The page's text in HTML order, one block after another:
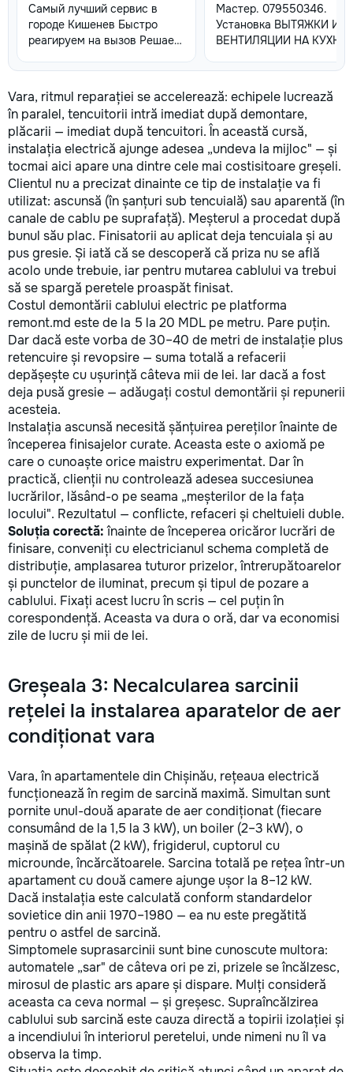
Самый лучший сервис в
городе Кишенев Быстро
реагируем на вызов Решаем
сложности Лучшая сфера
нашей стороны Услуги “Муж
на час” — Быстро, Надежно,
Удобно! Нужна помощь в
быту? Наши
профессиональные услуги
“Муж на час” помогут вам
справиться с любыми
мелкими ремонтами и
задачами в доме и на даче!
Мы предоставляем широкий
спектр услуг, используя
минимальный набор
инструментов, чтобы помочь
вам быстро и эффективно
решить бытовые проблемы.
Наши услуги включают: •
Сборка и разборка мебели —
быстрота и точность в
установке мебели: от
стульев до шкафов и полок. •
Монтаж и крепление —
установка картин, зеркал,
полок, крючков и штор. Все
крепления надежны и
безопасны. • Мелкий ремонт
сантехники — устранение
протечек, замена
смесителей, сливных
механизмов, ремонт
унитазов и раковин. •
Электрические работы —
замена розеток,
выключателей, лампочек,
подключение бытовой
техники. • Ремонт и
окон, замена петель,
установка замков. • Ремонт
и отделка — поклейка обоев,
заделка трещин, замена
плитки, другие мелкие
отделочные работы. •
Благоустройство и уборка —
помощь в организации
пространства, установке
полок, а также садоводство
и помощь в уходе за дачей.
Почему выбирают нас? •
Профессионализм — опыт и
внимание к деталям, мы
заботимся о качестве
работы. • Удобство —
приедем в удобное время, с
необходимыми
инструментами. • Доступные
цены — честные расценки
без скрытых затрат. С нами
ваш дом в надежных руках!
Обращайтесь за помощью —
мы решим любую задачу
быстро и качественно.
Мастер. 079550346.
Установка ВЫТЯЖКИ И
ВЕНТИЛЯЦИИ НА КУХНЕ,
СБОРКА МЕБЕЛИ,
РАЗБОРКА РЕМОНТ
ПЕРЕДЕЛКА, ПОДРЕЗКА
ОТВЕРСТИЯ в мебели.
ЗАМЕНА СТОЛЕШНИЦЫ
КУХНЕ. ВРЕЗКА И
ПОДКЛЮЧЕНИЕ МОЙКИ,
ВАРОЧНОЙ ПЛИТЫ,
УСТАНОВКА ДУХОВКИ,
ПОДКЛЮЧЕНИЕ
ПОСУДОМОЕЧНОЙ
МАШИНЫ, СТИРАЛЬНОЙ
МАШИНЫ
МЕБЕЛЬ ХОЛОДИЛЬНИК.
УСТАНОВКА Бойлера
ПОДКЛЮЧЕНИЯ К ВОДЕ
ЭЛЕКТРОСЕТИ,
КАБЕЛЯ ОТ СЧЁТЧИКА,
МОНТАЖ РОЗЕТОК,
ВЫКЛЮЧАТЕЛЕЙ,
СВЕТИЛЬНИКОВ,
БРА, МОНТАЖ
НА СТЕНУ, НАВЕСКА
КРОНШТЕЙНА,
АЛМАЗОМ В БЕТОНЕ, В
КАФЕЛЬ,
ПОВЕСИТЬ ЗЕРКАЛО В
ВАННОЙ, ПОЛОЧКИ,
ПОЛОТЕНЦЕ СУШИТЕЛЬ
НАВЕСКА КАРНИЗЫ ДЛЯ
ШТОР ВСЕХ ТИПОВ,
УСТАНОВКА ЖАЛЮЗИ.
мастер Кишинев,
079550346
Vara, ritmul reparației se accelerează: echipele lucrează
în paralel, tencuitorii intră imediat după demontare,
plăcarii — imediat după tencuitori. În această cursă,
instalația electrică ajunge adesea „undeva la mijloc" — și
tocmai aici apare una dintre cele mai costisitoare greșeli.
Clientul nu a precizat dinainte ce tip de instalație va fi
utilizat: ascunsă (în șanțuri sub tencuială) sau aparentă (în
canale de cablu pe suprafață). Meșterul a procedat după
bunul său plac. Finisatorii au aplicat deja tencuiala și au
pus gresie. Și iată că se descoperă că priza nu se află
acolo unde trebuie, iar pentru mutarea cablului va trebui
să se spargă peretele proaspăt finisat.
Costul demontării cablului electric pe platforma
remont.md este de la 5 la 20 MDL pe metru. Pare puțin.
Dar dacă este vorba de 30–40 de metri de instalație plus
retencuire și revopsire — suma totală a refacerii
depășește cu ușurință câteva mii de lei. Iar dacă a fost
deja pusă gresie — adăugați costul demontării și repunerii
acesteia.
Instalația ascunsă necesită șănțuirea pereților înainte de
începerea finisajelor curate. Aceasta este o axiomă pe
care o cunoaște orice maistru experimentat. Dar în
practică, clienții nu controlează adesea succesiunea
lucrărilor, lăsând-o pe seama „meșterilor de la fața
locului". Rezultatul — conflicte, refaceri și cheltuieli duble.
Soluția corectă:înainte de începerea oricăror lucrări de
finisare, conveniți cu electricianul schema completă de
distribuție, amplasarea tuturor prizelor, întrerupătoarelor
și punctelor de iluminat, precum și tipul de pozare a
cablului. Fixați acest lucru în scris — cel puțin în
corespondență. Aceasta va dura o oră, dar va economisi
zile de lucru și mii de lei.
Greșeala 3: Necalcularea sarcinii
rețelei la instalarea aparatelor de aer
condiționat vara
Vara, în apartamentele din Chișinău, rețeaua electrică
funcționează în regim de sarcină maximă. Simultan sunt
pornite unul-două aparate de aer condiționat (fiecare
consumând de la 1,5 la 3 kW), un boiler (2–3 kW), o
mașină de spălat (2 kW), frigiderul, cuptorul cu
microunde, încărcătoarele. Sarcina totală pe rețea într-un
apartament cu două camere ajunge ușor la 8–12 kW.
Dacă instalația este calculată conform standardelor
sovietice din anii 1970–1980 — ea nu este pregătită
pentru o astfel de sarcină.
Simptomele suprasarcinii sunt bine cunoscute multora:
automatele „sar" de câteva ori pe zi, prizele se încălzesc,
mirosul de plastic ars apare și dispare. Mulți consideră
aceasta ca ceva normal — și greșesc. Supraîncălzirea
cablului sub sarcină este cauza directă a topirii izolației și
a incendiului în interiorul peretelui, unde nimeni nu îl va
observa la timp.